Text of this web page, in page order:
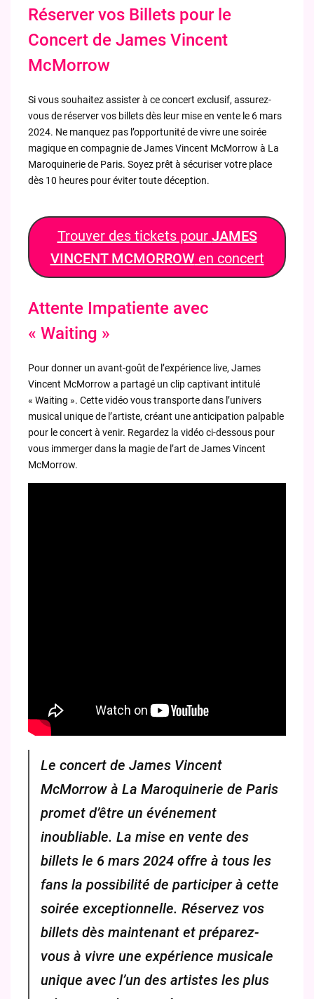
Réserver vos Billets pour le
Concert de James Vincent
McMorrow
Si vous souhaitez assister à ce concert exclusif, assurez-
vous de réserver vos billets dès leur mise en vente le 6 mars
2024. Ne manquez pas l’opportunité de vivre une soirée
magique en compagnie de James Vincent McMorrow à La
Maroquinerie de Paris. Soyez prêt à sécuriser votre place
dès 10 heures pour éviter toute déception.
Trouver des tickets pour JAMES
VINCENT MCMORROWen concert
Attente Impatiente avec
« Waiting »
Pour donner un avant-goût de l’expérience live, James
Vincent McMorrow a partagé un clip captivant intitulé
« Waiting ». Cette vidéo vous transporte dans l’univers
musical unique de l’artiste, créant une anticipation palpable
pour le concert à venir. Regardez la vidéo ci-dessous pour
vous immerger dans la magie de l’art de James Vincent
McMorrow.
Le concert de James Vincent
McMorrow à La Maroquinerie de Paris
promet d’être un événement
inoubliable. La mise en vente des
billets le 6 mars 2024 offre à tous les
fans la possibilité de participer à cette
soirée exceptionnelle. Réservez vos
billets dès maintenant et préparez-
vous à vivre une expérience musicale
unique avec l’un des artistes les plus